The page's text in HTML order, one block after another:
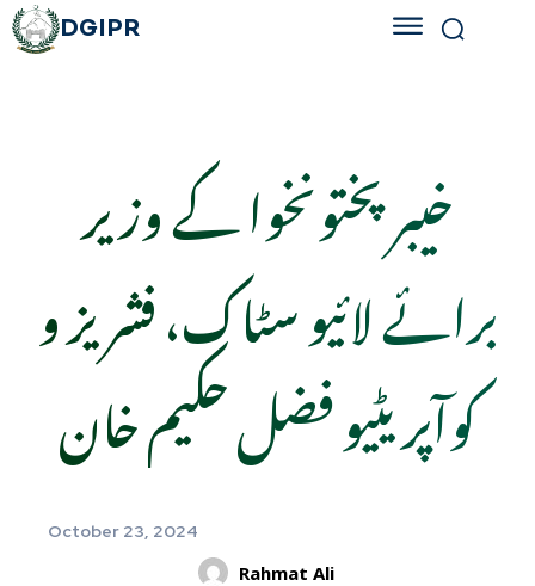
DGIPR
خیبرپختونخوا کے وزیر
برائے لائیو سٹاک، فشریز و
کوآپریٹیو فضل حکیم خان
October 23, 2024
Rahmat Ali